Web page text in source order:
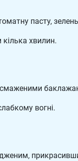
пасту, зелень
хвилин.
вогні.